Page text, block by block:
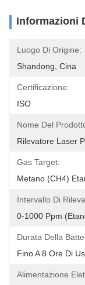
Informazioni
Luogo Di Origine:
Shandong, Cina
Certificazione:
ISO
Nome Del
Rilevatore Laser
Gas Target:
Metano (CH4)
Intervallo Di
0-1000 Ppm
Durata Della
Fino A 8 Ore Di
Alimentazione